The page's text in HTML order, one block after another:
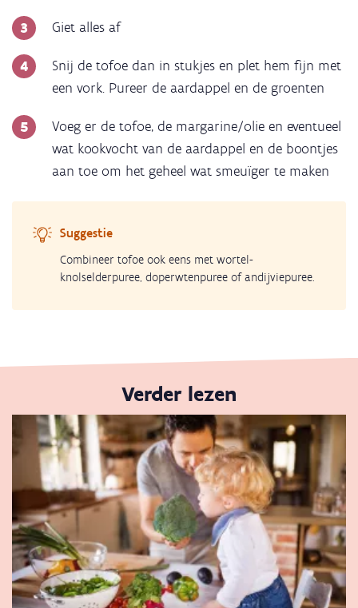
Giet alles af
Snij de tofoe dan in stukjes en plet hem fijn met
een vork. Pureer de aardappel en de groenten
Voeg er de tofoe, de margarine/olie en eventueel
wat kookvocht van de aardappel en de boontjes
aan toe om het geheel wat smeuïger te maken
Suggestie
Combineer tofoe ook eens met wortel-
knolselderpuree, doperwtenpuree of andijviepuree.
Verder lezen